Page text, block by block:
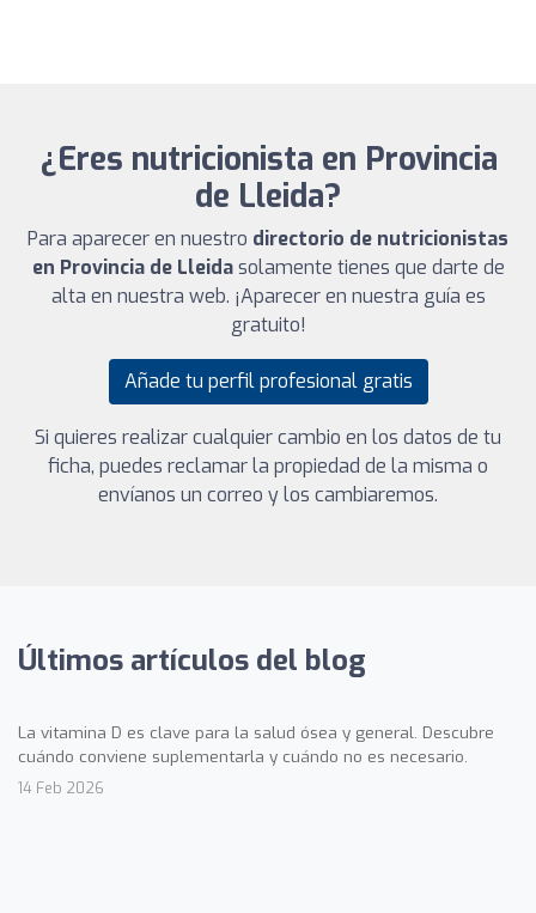
¿Eres nutricionista en Provincia
de Lleida?
Para aparecer en nuestro directorio de nutricionistas
en Provincia de Lleidasolamente tienes que darte de
alta en nuestra web. ¡Aparecer en nuestra guía es
gratuito!
Añade tu perfil profesional gratis
Si quieres realizar cualquier cambio en los datos de tu
ficha, puedes reclamar la propiedad de la misma o
envíanos un correo y los cambiaremos.
Últimos artículos del blog
La vitamina D es clave para la salud ósea y general. Descubre
cuándo conviene suplementarla y cuándo no es necesario.
14 Feb 2026